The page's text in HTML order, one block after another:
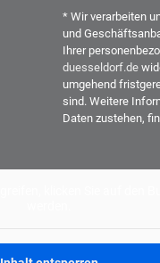
* Wir verarbeiten
und
Ihrer
duesseldorf.de
umgehend
sind. Weitere
Daten zustehen,